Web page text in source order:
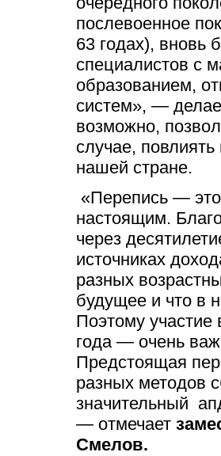
послевоенное
63 годах), вновь
специалистов с
образованием,
систем», —
возможно,
случае,
нашей стране.
«Перепись —
настоящим.
через
источниках
разных
будущее и что в
Поэтому участие
года — очень
Предстоящая
разных методов
значительный
— отмечает
Смелов.